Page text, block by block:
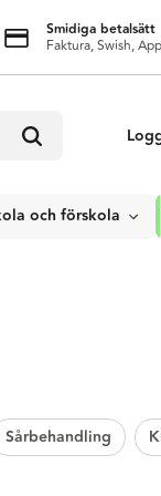
Smidiga betalsätt
Faktura, Swish,
och förskola
Sårbehandling